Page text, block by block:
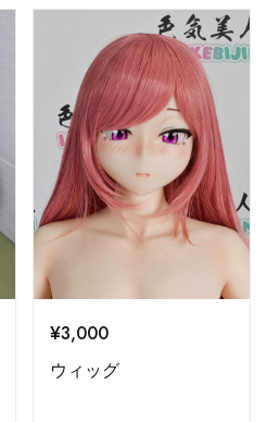
¥3,000
ウィッグ